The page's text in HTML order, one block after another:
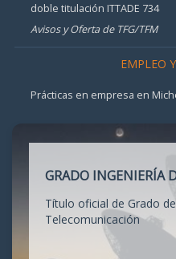
doble titulación ITTADE 734
Avisos y Oferta de TFG/TFM
EMPLEO
Prácticas en empresa en
GRADO INGENIERÍA
Título oficial de Grado
Telecomunicación